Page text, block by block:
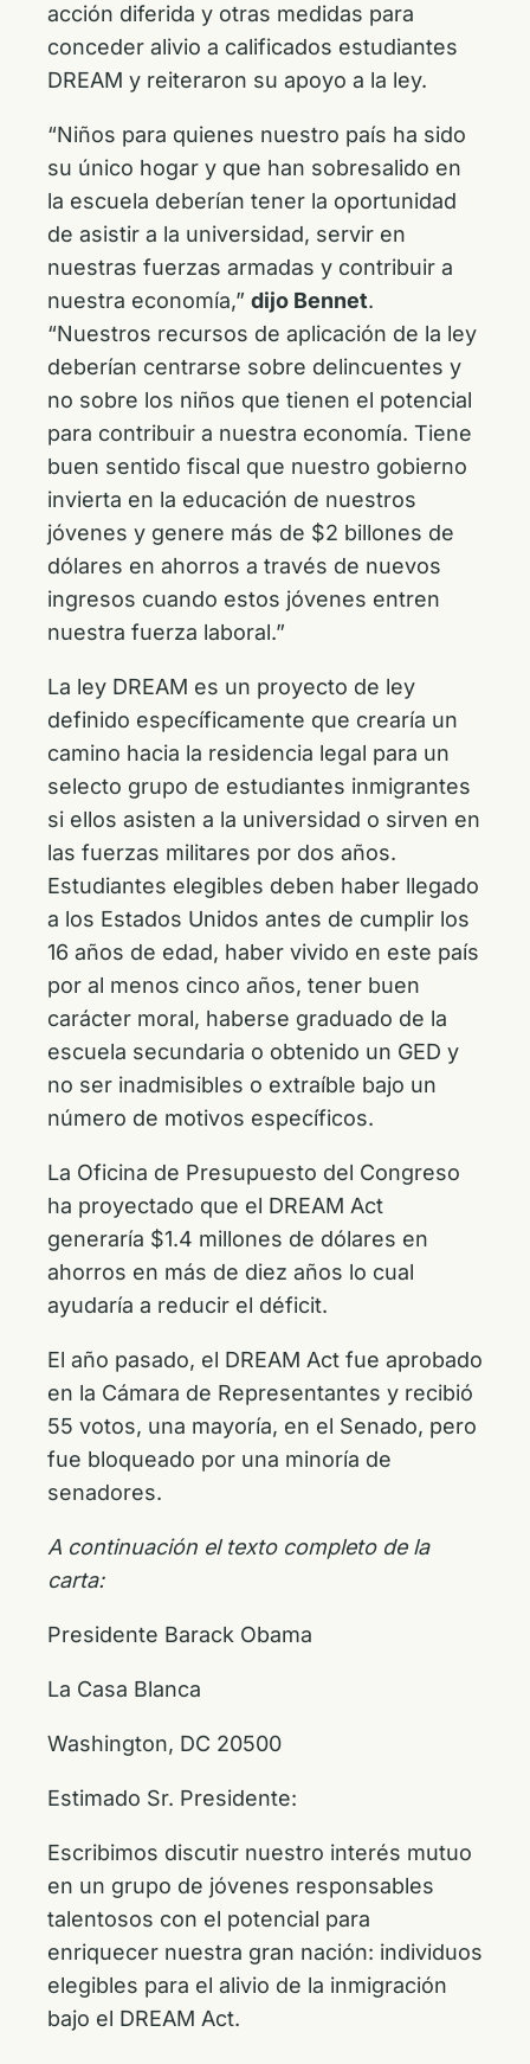
acción diferida y otras medidas para
conceder alivio a calificados estudiantes
DREAM y reiteraron su apoyo a la ley.
“Niños para quienes nuestro país ha sido
su único hogar y que han sobresalido en
la escuela deberían tener la oportunidad
de asistir a la universidad, servir en
nuestras fuerzas armadas y contribuir a
nuestra economía,” dijo Bennet.
“Nuestros recursos de aplicación de la ley
deberían centrarse sobre delincuentes y
no sobre los niños que tienen el potencial
para contribuir a nuestra economía. Tiene
buen sentido fiscal que nuestro gobierno
invierta en la educación de nuestros
jóvenes y genere más de $2 billones de
dólares en ahorros a través de nuevos
ingresos cuando estos jóvenes entren
nuestra fuerza laboral.”
La ley DREAM es un proyecto de ley
definido específicamente que crearía un
camino hacia la residencia legal para un
selecto grupo de estudiantes inmigrantes
si ellos asisten a la universidad o sirven en
las fuerzas militares por dos años.
Estudiantes elegibles deben haber llegado
a los Estados Unidos antes de cumplir los
16 años de edad, haber vivido en este país
por al menos cinco años, tener buen
carácter moral, haberse graduado de la
escuela secundaria o obtenido un GED y
no ser inadmisibles o extraíble bajo un
número de motivos específicos.
La Oficina de Presupuesto del Congreso
ha proyectado que el DREAM Act
generaría $1.4 millones de dólares en
ahorros en más de diez años lo cual
ayudaría a reducir el déficit.
El año pasado, el DREAM Act fue aprobado
en la Cámara de Representantes y recibió
55 votos, una mayoría, en el Senado, pero
fue bloqueado por una minoría de
senadores.
A continuación el texto completo de la
carta:
Presidente Barack Obama
La Casa Blanca
Washington, DC 20500
Estimado Sr. Presidente:
Escribimos discutir nuestro interés mutuo
en un grupo de jóvenes responsables
talentosos con el potencial para
enriquecer nuestra gran nación: individuos
elegibles para el alivio de la inmigración
bajo el DREAM Act.